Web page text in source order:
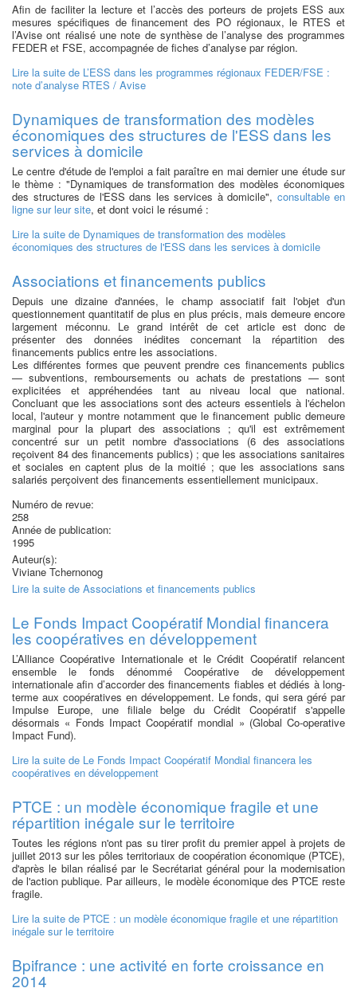
Afin de faciliter la lecture et l’accès des porteurs de projets ESS aux
mesures spécifiques de financement des PO régionaux, le RTES et
l’Avise ont réalisé une note de synthèse de l’analyse des programmes
FEDER et FSE, accompagnée de fiches d’analyse par région.
Lire la suite de L’ESS dans les programmes régionaux FEDER/FSE :
note d’analyse RTES / Avise
Dynamiques de transformation des modèles
économiques des structures de l'ESS dans les
services à domicile
Le centre d'étude de l'emploi a fait paraître en mai dernier une étude sur
le thème : "Dynamiques de transformation des modèles économiques
des structures de l'ESS dans les services à domicile", consultable en
ligne sur leur site, et dont voici le résumé :
Lire la suite de Dynamiques de transformation des modèles
économiques des structures de l'ESS dans les services à domicile
Associations et financements publics
Depuis une dizaine d'années, le champ associatif fait l'objet d'un
questionnement quantitatif de plus en plus précis, mais demeure encore
largement méconnu. Le grand intérêt de cet article est donc de
présenter des données inédites concernant la répartition des
financements publics entre les associations.
Les différentes formes que peuvent prendre ces financements publics
— subventions, remboursements ou achats de prestations — sont
explicitées et appréhendées tant au niveau local que national.
Concluant que les associations sont des acteurs essentiels à l'échelon
local, l'auteur y montre notamment que le financement public demeure
marginal pour la plupart des associations ; qu'il est extrêmement
concentré sur un petit nombre d'associations (6 des associations
reçoivent 84 des financements publics) ; que les associations sanitaires
et sociales en captent plus de la moitié ; que les associations sans
salariés perçoivent des financements essentiellement municipaux.
Numéro de revue:
258
Année de publication:
1995
Auteur(s):
Viviane Tchernonog
Lire la suite de Associations et financements publics
Le Fonds Impact Coopératif Mondial financera
les coopératives en développement
L’Alliance Coopérative Internationale et le Crédit Coopératif relancent
ensemble le fonds dénommé Coopérative de développement
internationale afin d’accorder des financements fiables et dédiés à long-
terme aux coopératives en développement. Le fonds, qui sera géré par
Impulse Europe, une filiale belge du Crédit Coopératif s'appelle
désormais « Fonds Impact Coopératif mondial » (Global Co-operative
Impact Fund).
Lire la suite de Le Fonds Impact Coopératif Mondial financera les
coopératives en développement
PTCE : un modèle économique fragile et une
répartition inégale sur le territoire
Toutes les régions n'ont pas su tirer profit du premier appel à projets de
juillet 2013 sur les pôles territoriaux de coopération économique (PTCE),
d'après le bilan réalisé par le Secrétariat général pour la modernisation
de l'action publique. Par ailleurs, le modèle économique des PTCE reste
fragile.
Lire la suite de PTCE : un modèle économique fragile et une répartition
inégale sur le territoire
Bpifrance : une activité en forte croissance en
2014